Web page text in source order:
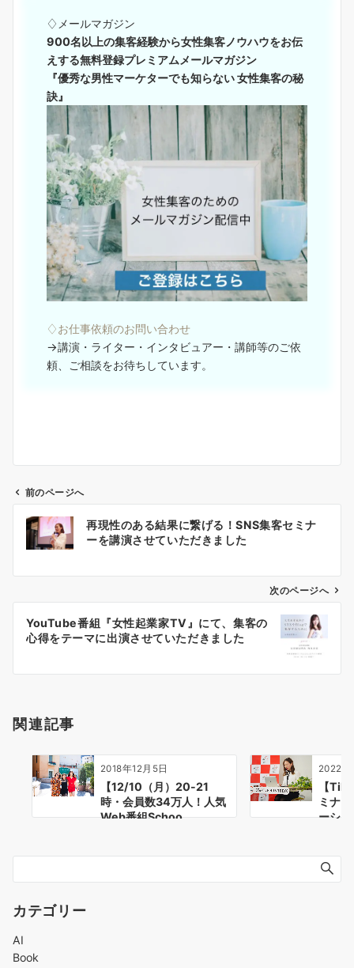
♢メールマガジン
900名以上の集客経験から女性集客ノウハウをお伝
えする無料登録プレミアムメールマガジン
『優秀な男性マーケターでも知らない 女性集客の秘
訣』
♢お仕事依頼のお問い合わせ
→講演・ライター・インタビュアー・講師等のご依
頼、ご相談をお待ちしています。
ン
前のページへ
再現性のある結果に繋げる！SNS集客セミナ
ーを講演させていただきました
次のページへ
YouTube番組『女性起業家TV』にて、集客の
心得をテーマに出演させていただきました
関連記事
2018年12月5日
【12/10（月）20-21
時・会員数34万人！人気
Web番組Schoo…
2022年
【
ミナ
ーシ
カテゴリー
AI
Book